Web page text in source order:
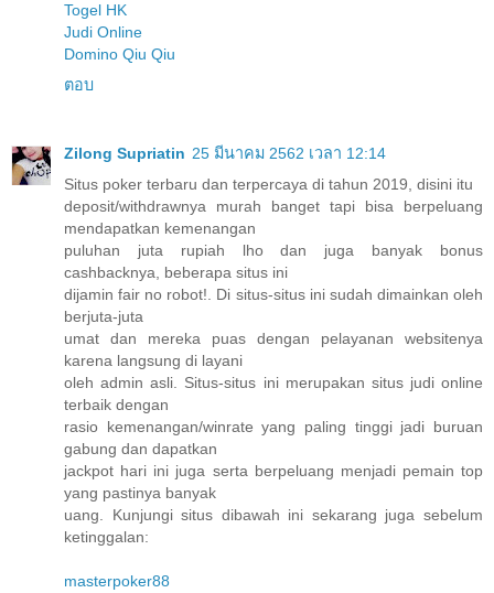
Togel HK
Judi Online
Domino Qiu Qiu
ตอบ
Zilong Supriatin 25 มีนาคม 2562 เวลา 12:14
Situs poker terbaru dan terpercaya di tahun 2019, disini itu
deposit/withdrawnya murah banget tapi bisa berpeluang
mendapatkan kemenangan
puluhan juta rupiah lho dan juga banyak bonus
cashbacknya, beberapa situs ini
dijamin fair no robot!. Di situs-situs ini sudah dimainkan oleh
berjuta-juta
umat dan mereka puas dengan pelayanan websitenya
karena langsung di layani
oleh admin asli. Situs-situs ini merupakan situs judi online
terbaik dengan
rasio kemenangan/winrate yang paling tinggi jadi buruan
gabung dan dapatkan
jackpot hari ini juga serta berpeluang menjadi pemain top
yang pastinya banyak
uang. Kunjungi situs dibawah ini sekarang juga sebelum
ketinggalan:
masterpoker88